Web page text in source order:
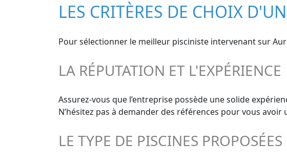
LES CRITÈRES DE CHOIX
Pour sélectionner le meilleur pisciniste intervenant sur
LA RÉPUTATION ET L'EXPÉRIENCE
Assurez-vous que l’entreprise possède une solide
N’hésitez pas à demander des références pour vous
LE TYPE DE PISCINES PROPOSÉES